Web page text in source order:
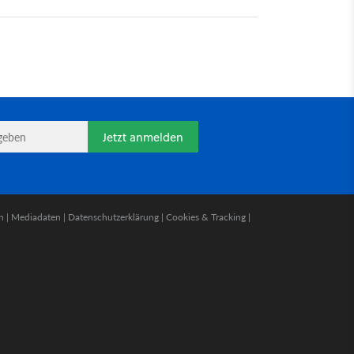
Jetzt anmelden
| Mediadaten | Datenschutzerklärung | Cookies & Tracking |